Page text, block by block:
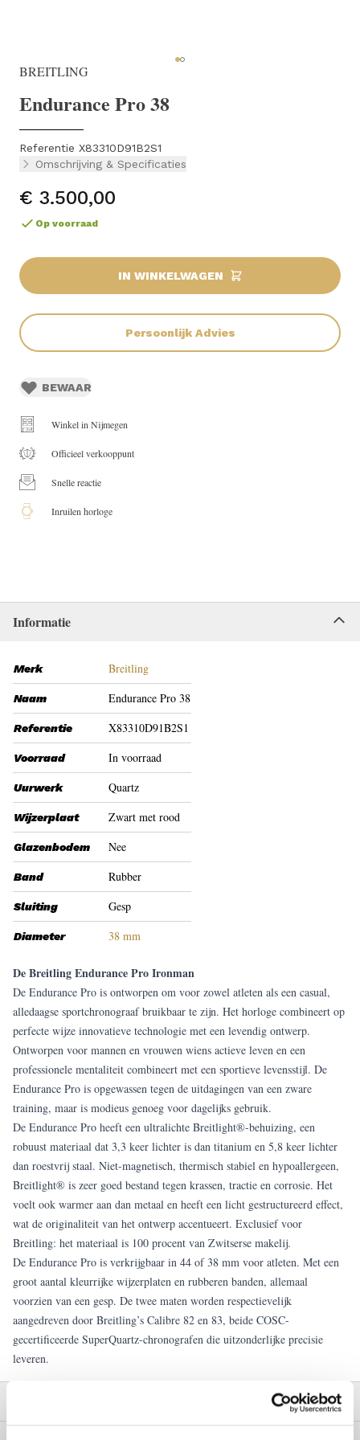
BREITLING
Endurance Pro 38
Referentie X83310D91B2S1
Omschrijving & Specificaties
€ 3.500,00
Op voorraad
IN WINKELWAGEN
Persoonlijk Advies
BEWAAR
Winkel in Nijmegen
Officieel verkooppunt
Snelle reactie
Inruilen horloge
Informatie
Merk Breitling
Naam Endurance Pro 38
Referentie X83310D91B2S1
Voorraad In voorraad
Uurwerk Quartz
Wijzerplaat Zwart met rood
Glazenbodem Nee
Band Rubber
Sluiting Gesp
Diameter 38 mm
De Breitling Endurance Pro Ironman
De Endurance Pro is ontworpen om voor zowel atleten als een casual,
alledaagse sportchronograaf bruikbaar te zijn. Het horloge combineert op
perfecte wijze innovatieve technologie met een levendig ontwerp.
Ontworpen voor mannen en vrouwen wiens actieve leven en een
professionele mentaliteit combineert met een sportieve levensstijl. De
Endurance Pro is opgewassen tegen de uitdagingen van een zware
training, maar is modieus genoeg voor dagelijks gebruik.
De Endurance Pro heeft een ultralichte Breitlight®-behuizing, een
robuust materiaal dat 3,3 keer lichter is dan titanium en 5,8 keer lichter
dan roestvrij staal. Niet-magnetisch, thermisch stabiel en hypoallergeen,
Breitlight® is zeer goed bestand tegen krassen, tractie en corrosie. Het
voelt ook warmer aan dan metaal en heeft een licht gestructureerd effect,
wat de originaliteit van het ontwerp accentueert. Exclusief voor
Breitling: het materiaal is 100 procent van Zwitserse makelij.
De Endurance Pro is verkrijgbaar in 44 of 38 mm voor atleten. Met een
groot aantal kleurrijke wijzerplaten en rubberen banden, allemaal
voorzien van een gesp. De twee maten worden respectievelijk
aangedreven door Breitling’s Calibre 82 en 83, beide COSC-
gecertificeerde SuperQuartz-chronografen die uitzonderlijke precisie
leveren.